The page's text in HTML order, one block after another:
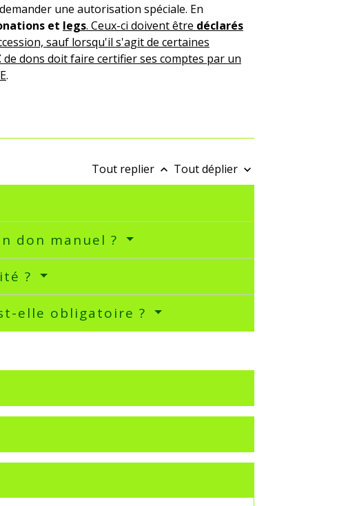
une autorisation spéciale. En
et legs. Ceux-ci doivent être déclarés
sauf lorsqu'il s'agit de certaines
de dons doit faire certifier ses comptes par un
.
Tout replier keyboard_arrow_up Tout déplier keyboard_arrow_down
don manuel ?
?
elle obligatoire ?